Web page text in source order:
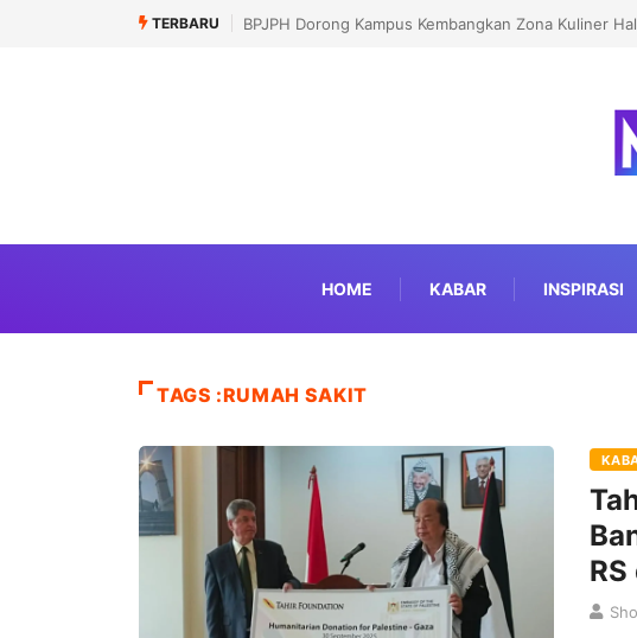
TERBARU LPPOM Ajak Pelaku Usaha Segera Urus Sertifikasi
HOME KABAR INSPIRASI
TAGS :RUMAH SAKIT